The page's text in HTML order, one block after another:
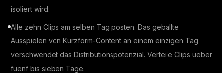
isoliert wird.
Alle zehn Clips am selben Tag posten. Das geballte
Ausspielen von Kurzform-Content an einem einzigen Tag
verschwendet das Distributionspotenzial. Verteile Clips ueber
fuenf bis sieben Tage.